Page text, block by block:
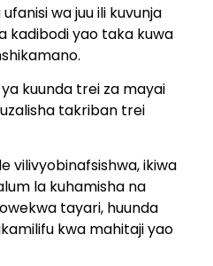
wa juu ili kuvunja
kadibodi yao taka kuwa
kuunda trei za mayai
takriban trei
vilivyobinafsishwa, ikiwa
la kuhamisha na
tayari, huunda
kwa mahitaji yao